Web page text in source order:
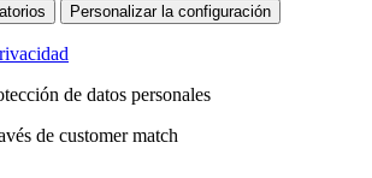
Personalizar la configuración
de datos personales
de customer match